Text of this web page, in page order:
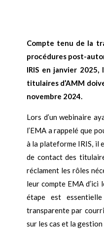
Compte tenu de la
procédures post-
IRIS en janvier
titulaires d’AMM
novembre 2024.
Lors d’un webinaire
l’EMA a rappelé que
à la plateforme IRIS, il
de contact des
réclament les rôles
leur compte EMA
étape est
transparente par
sur les cas et la gestion